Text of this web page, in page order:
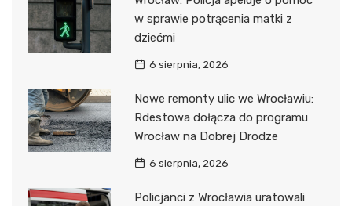
w sprawie potrącenia matki z
dziećmi
6 sierpnia, 2026
Nowe remonty ulic we Wrocławiu:
Rdestowa dołącza do programu
Wrocław na Dobrej Drodze
6 sierpnia, 2026
Policjanci z Wrocławia uratowali